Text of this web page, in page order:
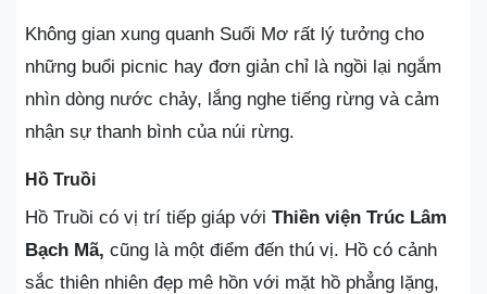
Không gian xung quanh Suối Mơ rất lý tưởng cho
những buổi picnic hay đơn giản chỉ là ngồi lại ngắm
nhìn dòng nước chảy, lắng nghe tiếng rừng và cảm
nhận sự thanh bình của núi rừng.
Hồ Truồi
Hồ Truồi có vị trí tiếp giáp với Thiền viện Trúc Lâm
Bạch Mã, cũng là một điểm đến thú vị. Hồ có cảnh
sắc thiên nhiên đẹp mê hồn với mặt hồ phẳng lặng,